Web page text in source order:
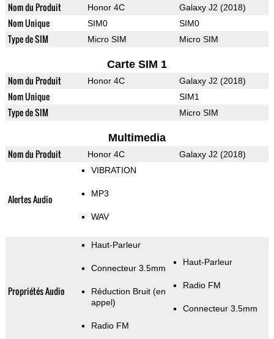
Nom du Produit Honor 4C Galaxy J2 (2018)
Nom Unique SIM0 SIM0
Type de SIM Micro SIM Micro SIM
Carte SIM 1
Nom du Produit Honor 4C Galaxy J2 (2018)
Nom Unique SIM1
Type de SIM Micro SIM
Multimedia
Nom du Produit Honor 4C Galaxy J2 (2018)
Alertes Audio
VIBRATION
MP3
WAV
Propriétés Audio
Haut-Parleur
Connecteur 3.5mm
Réduction Bruit (en
appel)
Radio FM
Haut-Parleur
Radio FM
Connecteur 3.5mm